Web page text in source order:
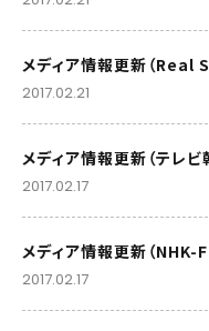
メディア情報更新（Real
2017.02.21
メディア情報更新（テレビ
2017.02.17
メディア情報更新（NHK-
2017.02.17